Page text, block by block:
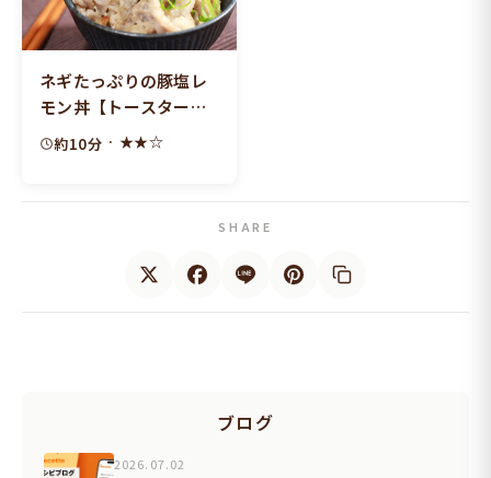
ネギたっぷりの豚塩レ
モン丼【トースターで
簡単！】
約10分 · ★★☆
SHARE
ブログ
2026.07.02